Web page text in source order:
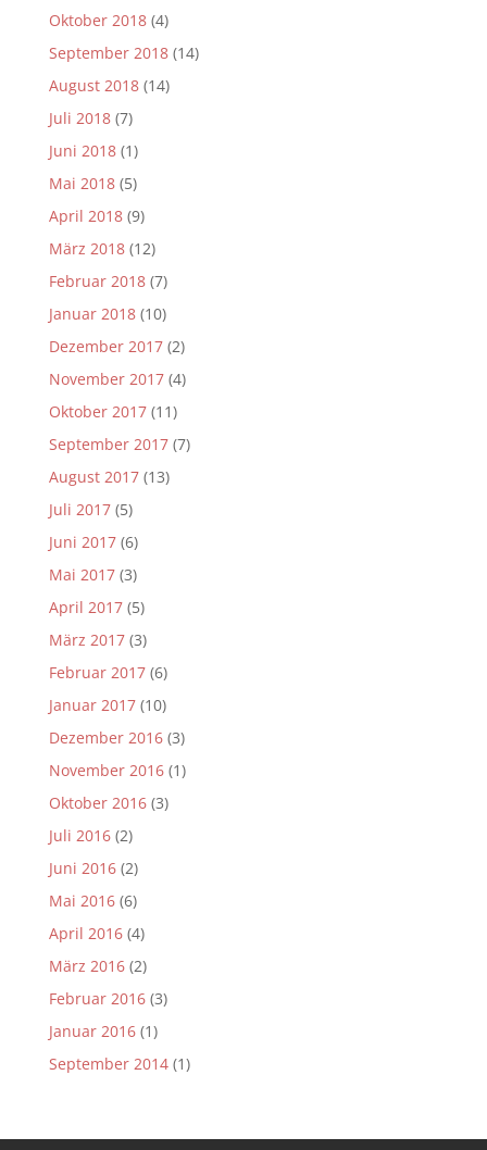
Oktober 2018(4)
September 2018(14)
August 2018(14)
Juli 2018(7)
Juni 2018(1)
Mai 2018(5)
April 2018(9)
März 2018(12)
Februar 2018(7)
Januar 2018(10)
Dezember 2017(2)
November 2017(4)
Oktober 2017(11)
September 2017(7)
August 2017(13)
Juli 2017(5)
Juni 2017(6)
Mai 2017(3)
April 2017(5)
März 2017(3)
Februar 2017(6)
Januar 2017(10)
Dezember 2016(3)
November 2016(1)
Oktober 2016(3)
Juli 2016(2)
Juni 2016(2)
Mai 2016(6)
April 2016(4)
März 2016(2)
Februar 2016(3)
Januar 2016(1)
September 2014(1)